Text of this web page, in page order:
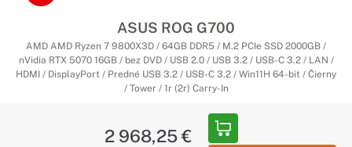
ASUS ROG G700
AMD AMD Ryzen 7 9800X3D / 64GB DDR5 / M.2 PCIe SSD 2000GB /
nVidia RTX 5070 16GB / bez DVD / USB 2.0 / USB 3.2 / USB-C 3.2 / LAN /
HDMI / DisplayPort / Predné USB 3.2 / USB-C 3.2 / Win11H 64-bit / Čierny
/ Tower / 1r (2r) Carry-In
2 968,25 €